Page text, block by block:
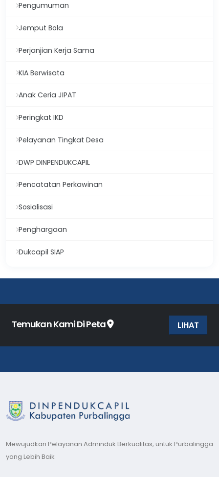
Pengumuman
Jemput Bola
Perjanjian Kerja Sama
KIA Berwisata
Anak Ceria JIPAT
Peringkat IKD
Pelayanan Tingkat Desa
DWP DINPENDUKCAPIL
Pencatatan Perkawinan
Sosialisasi
Penghargaan
Dukcapil SIAP
Temukan Kami Di Peta LIHAT
Mewujudkan Pelayanan Adminduk Berkualitas, untuk Purbalingga
yang Lebih Baik